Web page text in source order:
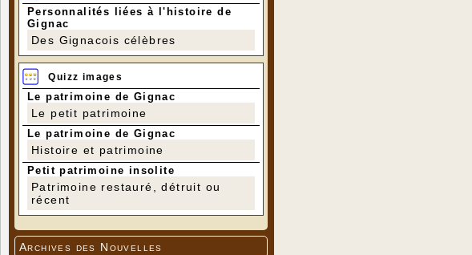
Personnalités liées à l'histoire de
Gignac
Des Gignacois célèbres
Quizz images
Le patrimoine de Gignac
Le petit patrimoine
Le patrimoine de Gignac
Histoire et patrimoine
Petit patrimoine insolite
Patrimoine restauré, détruit ou
récent
Archives des Nouvelles